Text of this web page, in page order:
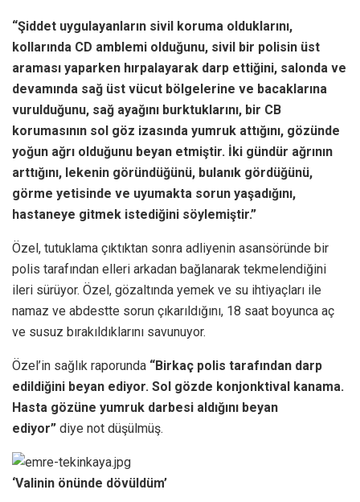
“Şiddet uygulayanların sivil koruma olduklarını,
kollarında CD amblemi olduğunu, sivil bir polisin üst
araması yaparken hırpalayarak darp ettiğini, salonda ve
devamında sağ üst vücut bölgelerine ve bacaklarına
vurulduğunu, sağ ayağını burktuklarını, bir CB
korumasının sol göz izasında yumruk attığını, gözünde
yoğun ağrı olduğunu beyan etmiştir. İki gündür ağrının
arttığını, lekenin göründüğünü, bulanık gördüğünü,
görme yetisinde ve uyumakta sorun yaşadığını,
hastaneye gitmek istediğini söylemiştir.”
Özel, tutuklama çıktıktan sonra adliyenin asansöründe bir
polis tarafından elleri arkadan bağlanarak tekmelendiğini
ileri sürüyor. Özel, gözaltında yemek ve su ihtiyaçları ile
namaz ve abdestte sorun çıkarıldığını, 18 saat boyunca aç
ve susuz bırakıldıklarını savunuyor.
Özel’in sağlık raporunda “Birkaç polis tarafından darp
edildiğini beyan ediyor. Sol gözde konjonktival kanama.
Hasta gözüne yumruk darbesi aldığını beyan
ediyor” diye not düşülmüş.
‘Valinin önünde dövüldüm’